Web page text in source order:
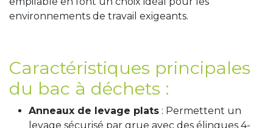
environnements de travail exigeants.
Caractéristiques principales
du bac à déchets :
Anneaux de levage plats : Permettent un
levage sécurisé par grue avec des élingues 4-